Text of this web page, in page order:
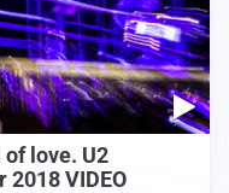
love. U2
2018 VIDEO